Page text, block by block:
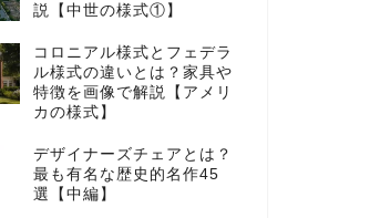
説【中世の様式①】
コロニアル様式とフェデラ
ル様式の違いとは？家具や
特徴を画像で解説【アメリ
カの様式】
デザイナーズチェアとは？
最も有名な歴史的名作45
選【中編】